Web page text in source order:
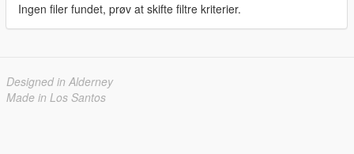
Ingen filer fundet, prøv at skifte filtre kriterier.
Designed in Alderney
Made in Los Santos